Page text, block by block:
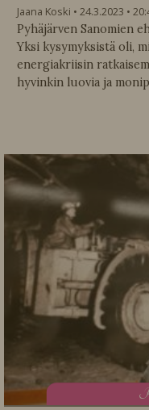
Jaana Koski 24.3.2023
Pyhäjärven Sanomien
Yksi kysymyksistä oli,
energiakriisin
hyvinkin luovia ja